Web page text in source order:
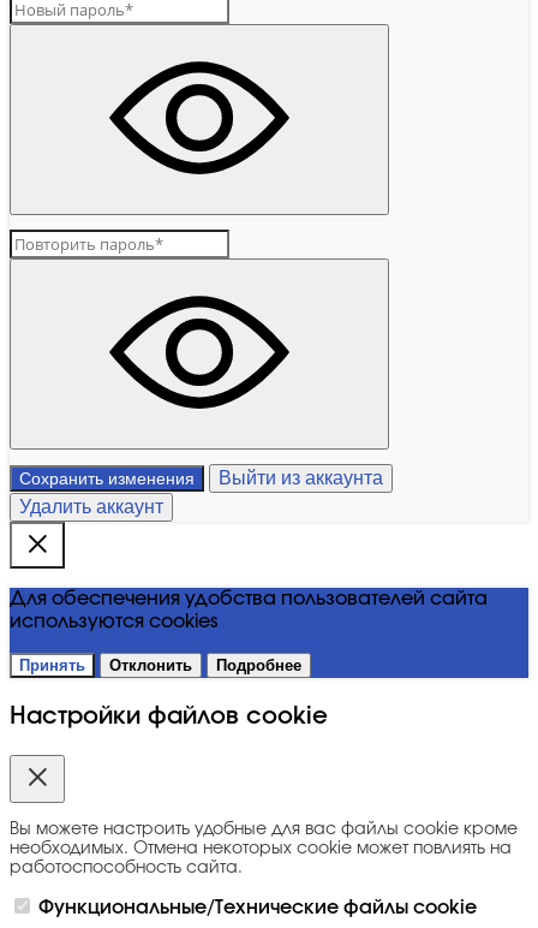
Сохранить изменения
Выйти из аккаунта
Удалить аккаунт
Для обеспечения удобства пользователей сайта
используются cookies
Принять Отклонить Подробнее
Настройки файлов cookie
Вы можете настроить удобные для вас файлы cookie кроме
необходимых. Отмена некоторых cookie может повлиять на
работоспособность сайта.
Функциональные/Технические файлы cookie